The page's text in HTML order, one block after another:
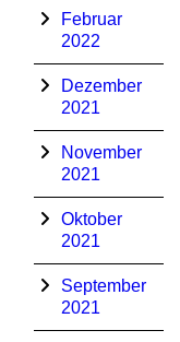
Februar
2022
Dezember
2021
November
2021
Oktober
2021
September
2021